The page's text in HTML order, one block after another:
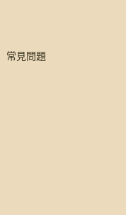
常見問題